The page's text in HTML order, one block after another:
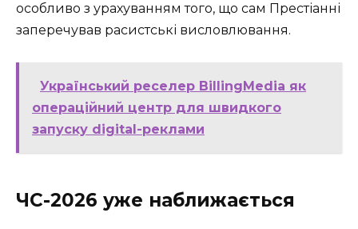
особливо з урахуванням того, що сам Престіанні
заперечував расистські висловлювання.
Український реселер BillingMedia як
операційний центр для швидкого
запуску digital-реклами
ЧС-2026 уже наближається